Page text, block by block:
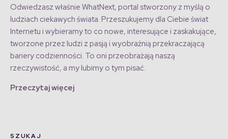
Odwiedzasz właśnie WhatNext, portal stworzony z myślą o
ludziach ciekawych świata. Przeszukujemy dla Ciebie świat
Internetu i wybieramy to co nowe, interesujące i zaskakujące,
tworzone przez ludzi z pasją i wyobraźnią przekraczającą
bariery codzienności. To oni przeobrażają naszą
rzeczywistość, a my lubimy o tym pisać.
Przeczytaj więcej
SZUKAJ